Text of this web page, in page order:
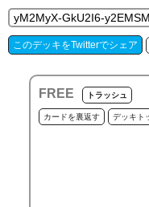
このデッキをTwitterでシェア
FREE トラッシュ
カードを裏返す デッキト